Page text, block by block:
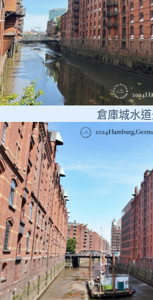
倉庫城水道